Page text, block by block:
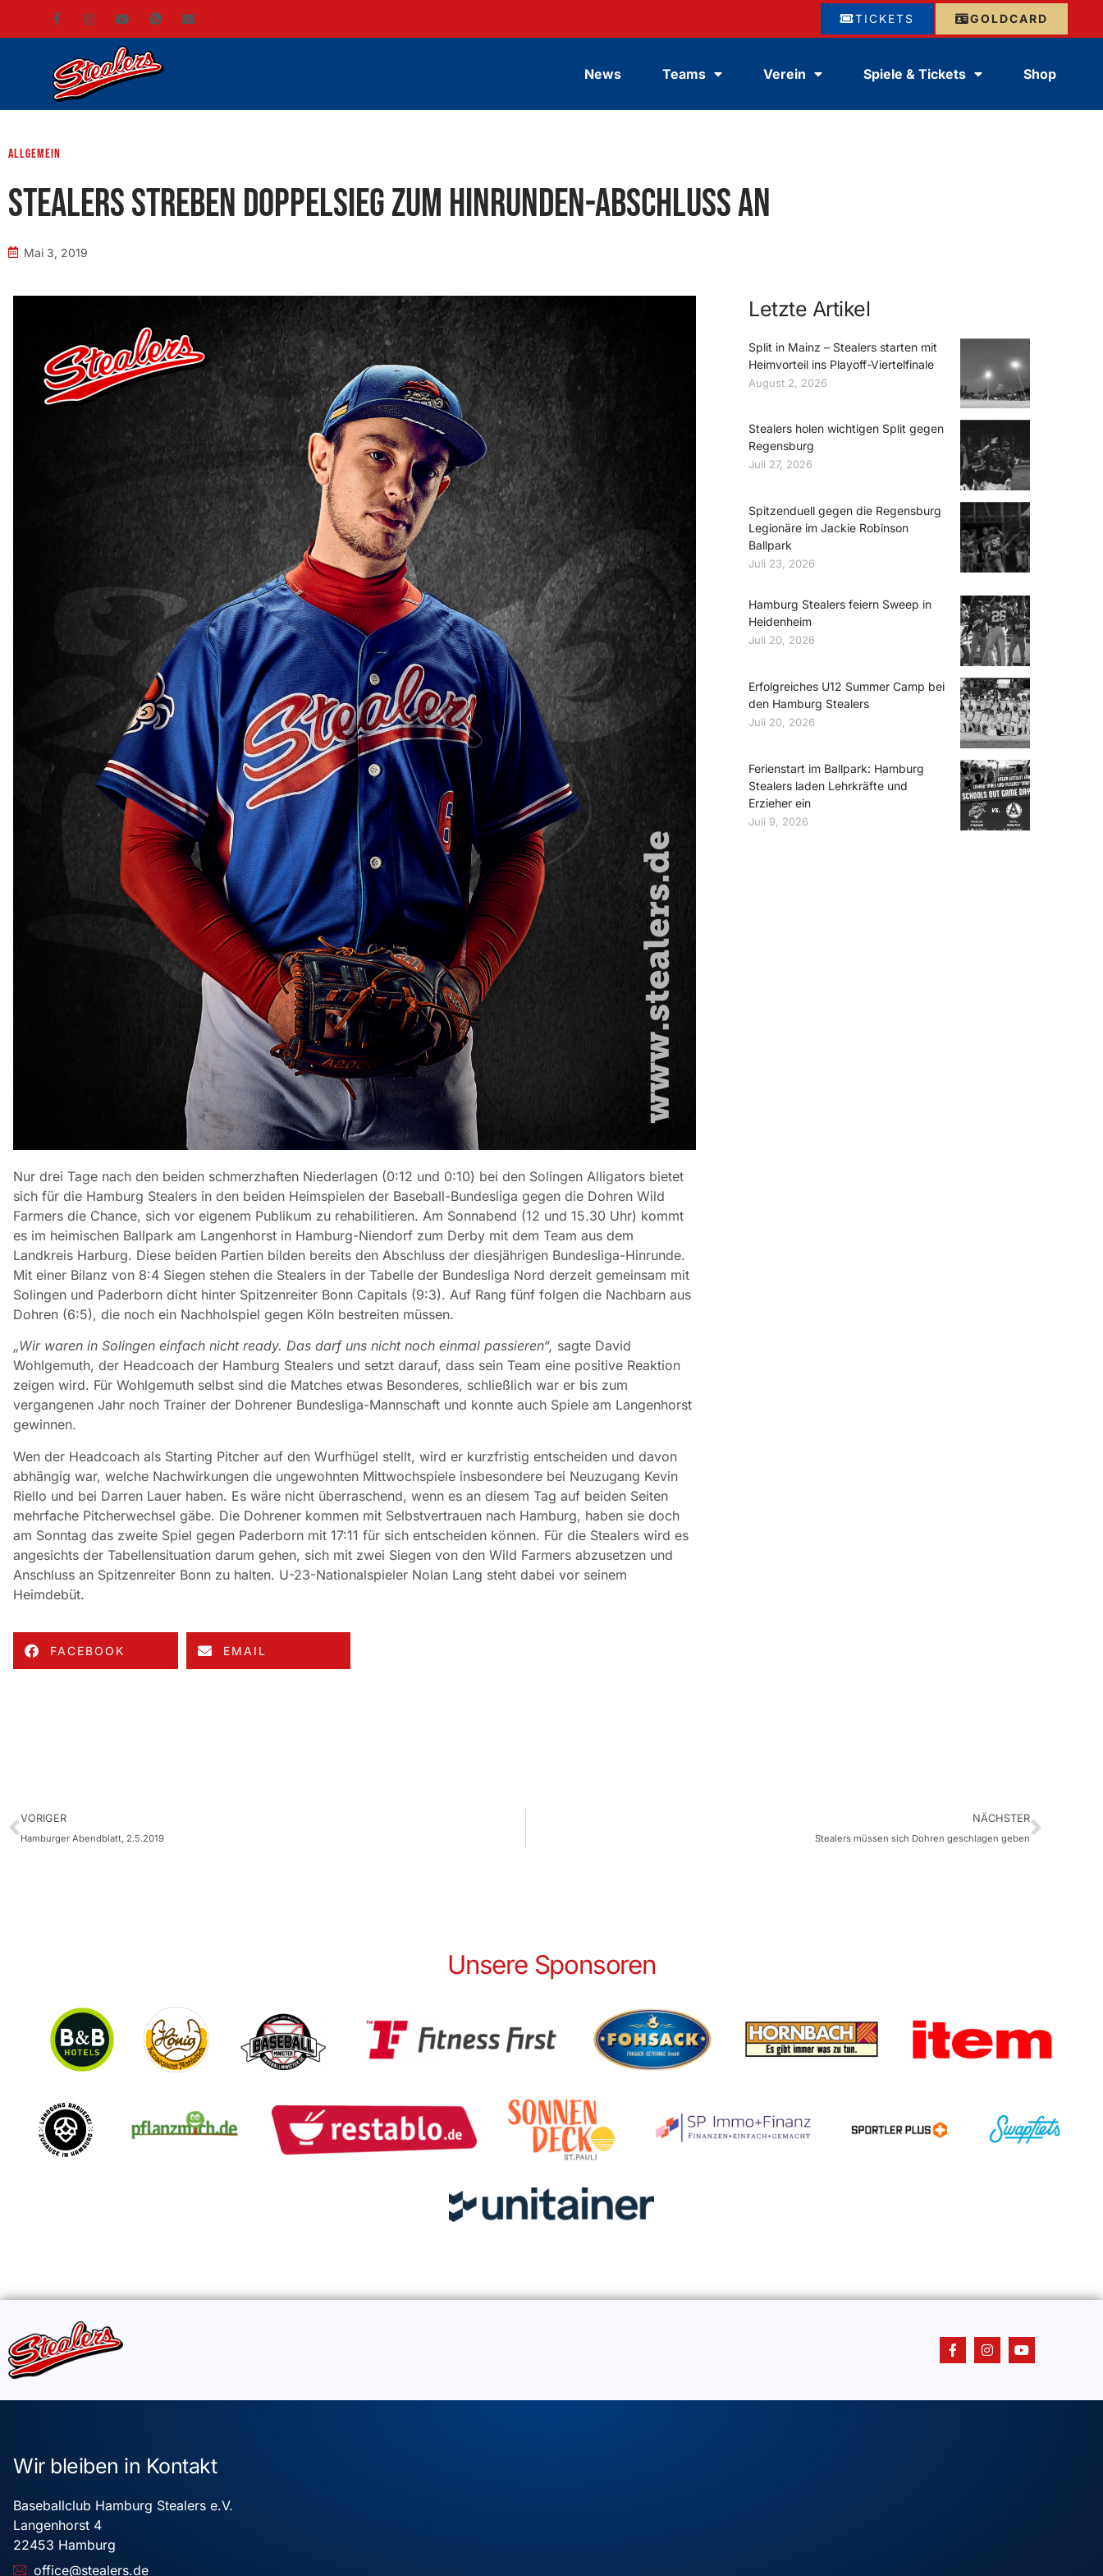
GOLDCARD
TICKETS
News Teams Verein Spiele & Tickets Shop
Allgemein
Stealers streben Doppelsieg zum Hinrunden-Abschluss an
Mai 3, 2019
Nur drei Tage nach den beiden schmerzhaften Niederlagen (0:12 und 0:10) bei den Solingen Alligators bietet
sich für die Hamburg Stealers in den beiden Heimspielen der Baseball-Bundesliga gegen die Dohren Wild
Farmers die Chance, sich vor eigenem Publikum zu rehabilitieren. Am Sonnabend (12 und 15.30 Uhr) kommt
es im heimischen Ballpark am Langenhorst in Hamburg-Niendorf zum Derby mit dem Team aus dem
Landkreis Harburg. Diese beiden Partien bilden bereits den Abschluss der diesjährigen Bundesliga-Hinrunde.
Mit einer Bilanz von 8:4 Siegen stehen die Stealers in der Tabelle der Bundesliga Nord derzeit gemeinsam mit
Solingen und Paderborn dicht hinter Spitzenreiter Bonn Capitals (9:3). Auf Rang fünf folgen die Nachbarn aus
Dohren (6:5), die noch ein Nachholspiel gegen Köln bestreiten müssen.
„Wir waren in Solingen einfach nicht ready. Das darf uns nicht noch einmal passieren“, sagte David
Wohlgemuth, der Headcoach der Hamburg Stealers und setzt darauf, dass sein Team eine positive Reaktion
zeigen wird. Für Wohlgemuth selbst sind die Matches etwas Besonderes, schließlich war er bis zum
vergangenen Jahr noch Trainer der Dohrener Bundesliga-Mannschaft und konnte auch Spiele am Langenhorst
gewinnen.
Wen der Headcoach als Starting Pitcher auf den Wurfhügel stellt, wird er kurzfristig entscheiden und davon
abhängig war, welche Nachwirkungen die ungewohnten Mittwochspiele insbesondere bei Neuzugang Kevin
Riello und bei Darren Lauer haben. Es wäre nicht überraschend, wenn es an diesem Tag auf beiden Seiten
mehrfache Pitcherwechsel gäbe. Die Dohrener kommen mit Selbstvertrauen nach Hamburg, haben sie doch
am Sonntag das zweite Spiel gegen Paderborn mit 17:11 für sich entscheiden können. Für die Stealers wird es
angesichts der Tabellensituation darum gehen, sich mit zwei Siegen von den Wild Farmers abzusetzen und
Anschluss an Spitzenreiter Bonn zu halten. U-23-Nationalspieler Nolan Lang steht dabei vor seinem
Heimdebüt.
FACEBOOK EMAIL
Letzte Artikel
Split in Mainz – Stealers starten mit
Heimvorteil ins Playoff-Viertelfinale
August 2, 2026
Stealers holen wichtigen Split gegen
Regensburg
Juli 27, 2026
Spitzenduell gegen die Regensburg
Legionäre im Jackie Robinson
Ballpark
Juli 23, 2026
Hamburg Stealers feiern Sweep in
Heidenheim
Juli 20, 2026
Erfolgreiches U12 Summer Camp bei
den Hamburg Stealers
Juli 20, 2026
Ferienstart im Ballpark: Hamburg
Stealers laden Lehrkräfte und
Erzieher ein
Juli 9, 2026
VORIGER
Hamburger Abendblatt, 2.5.2019
NÄCHSTER
Stealers müssen sich Dohren geschlagen geben
Unsere Sponsoren
Wir bleiben in Kontakt
Baseballclub Hamburg Stealers e.V.
Langenhorst 4
22453 Hamburg
office@stealers.de